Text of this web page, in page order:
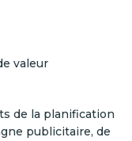
valeur
de la planification
publicitaire, de